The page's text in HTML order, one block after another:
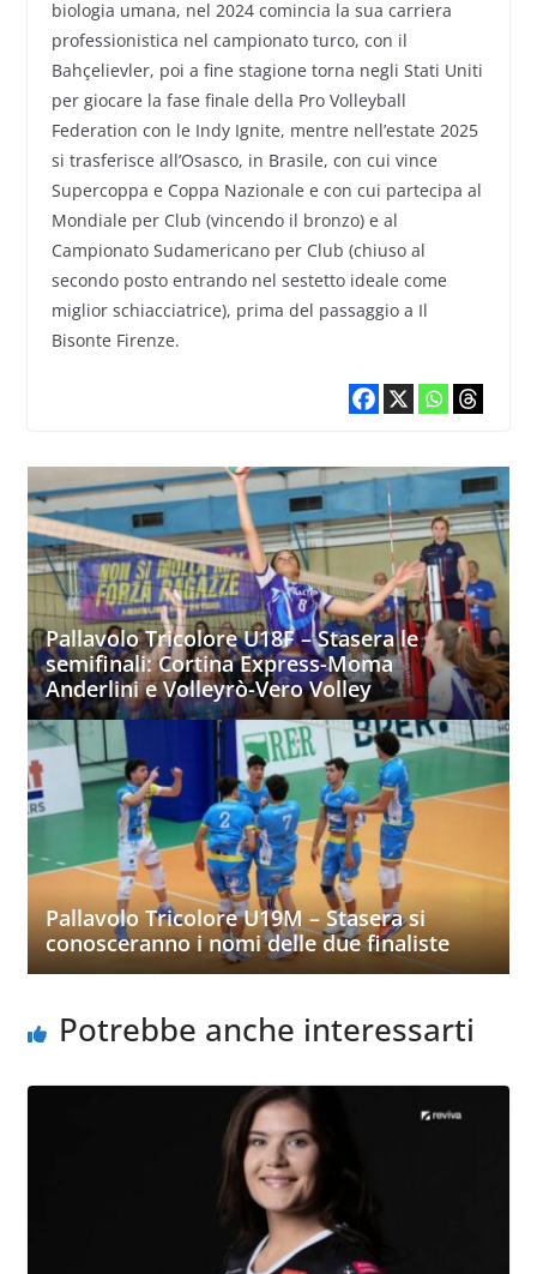
biologia umana, nel 2024 comincia la sua carriera
professionistica nel campionato turco, con il
Bahçelievler, poi a fine stagione torna negli Stati Uniti
per giocare la fase finale della Pro Volleyball
Federation con le Indy Ignite, mentre nell’estate 2025
si trasferisce all’Osasco, in Brasile, con cui vince
Supercoppa e Coppa Nazionale e con cui partecipa al
Mondiale per Club (vincendo il bronzo) e al
Campionato Sudamericano per Club (chiuso al
secondo posto entrando nel sestetto ideale come
miglior schiacciatrice), prima del passaggio a Il
Bisonte Firenze.
Pallavolo Tricolore U18F – Stasera le
semifinali: Cortina Express-Moma
Anderlini e Volleyrò-Vero Volley
Pallavolo Tricolore U19M – Stasera si
conosceranno i nomi delle due finaliste
Potrebbe anche interessarti